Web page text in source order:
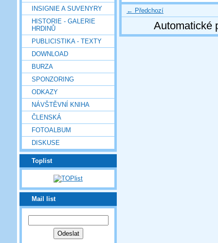
INSIGNIE A SUVENYRY
HISTORIE - GALERIE
HRDINŮ
PUBLICISTIKA - TEXTY
DOWNLOAD
BURZA
SPONZORING
ODKAZY
NÁVŠTĚVNÍ KNIHA
ČLENSKÁ
FOTOALBUM
DISKUSE
Toplist
Mail list
← Předchozí
Automatické